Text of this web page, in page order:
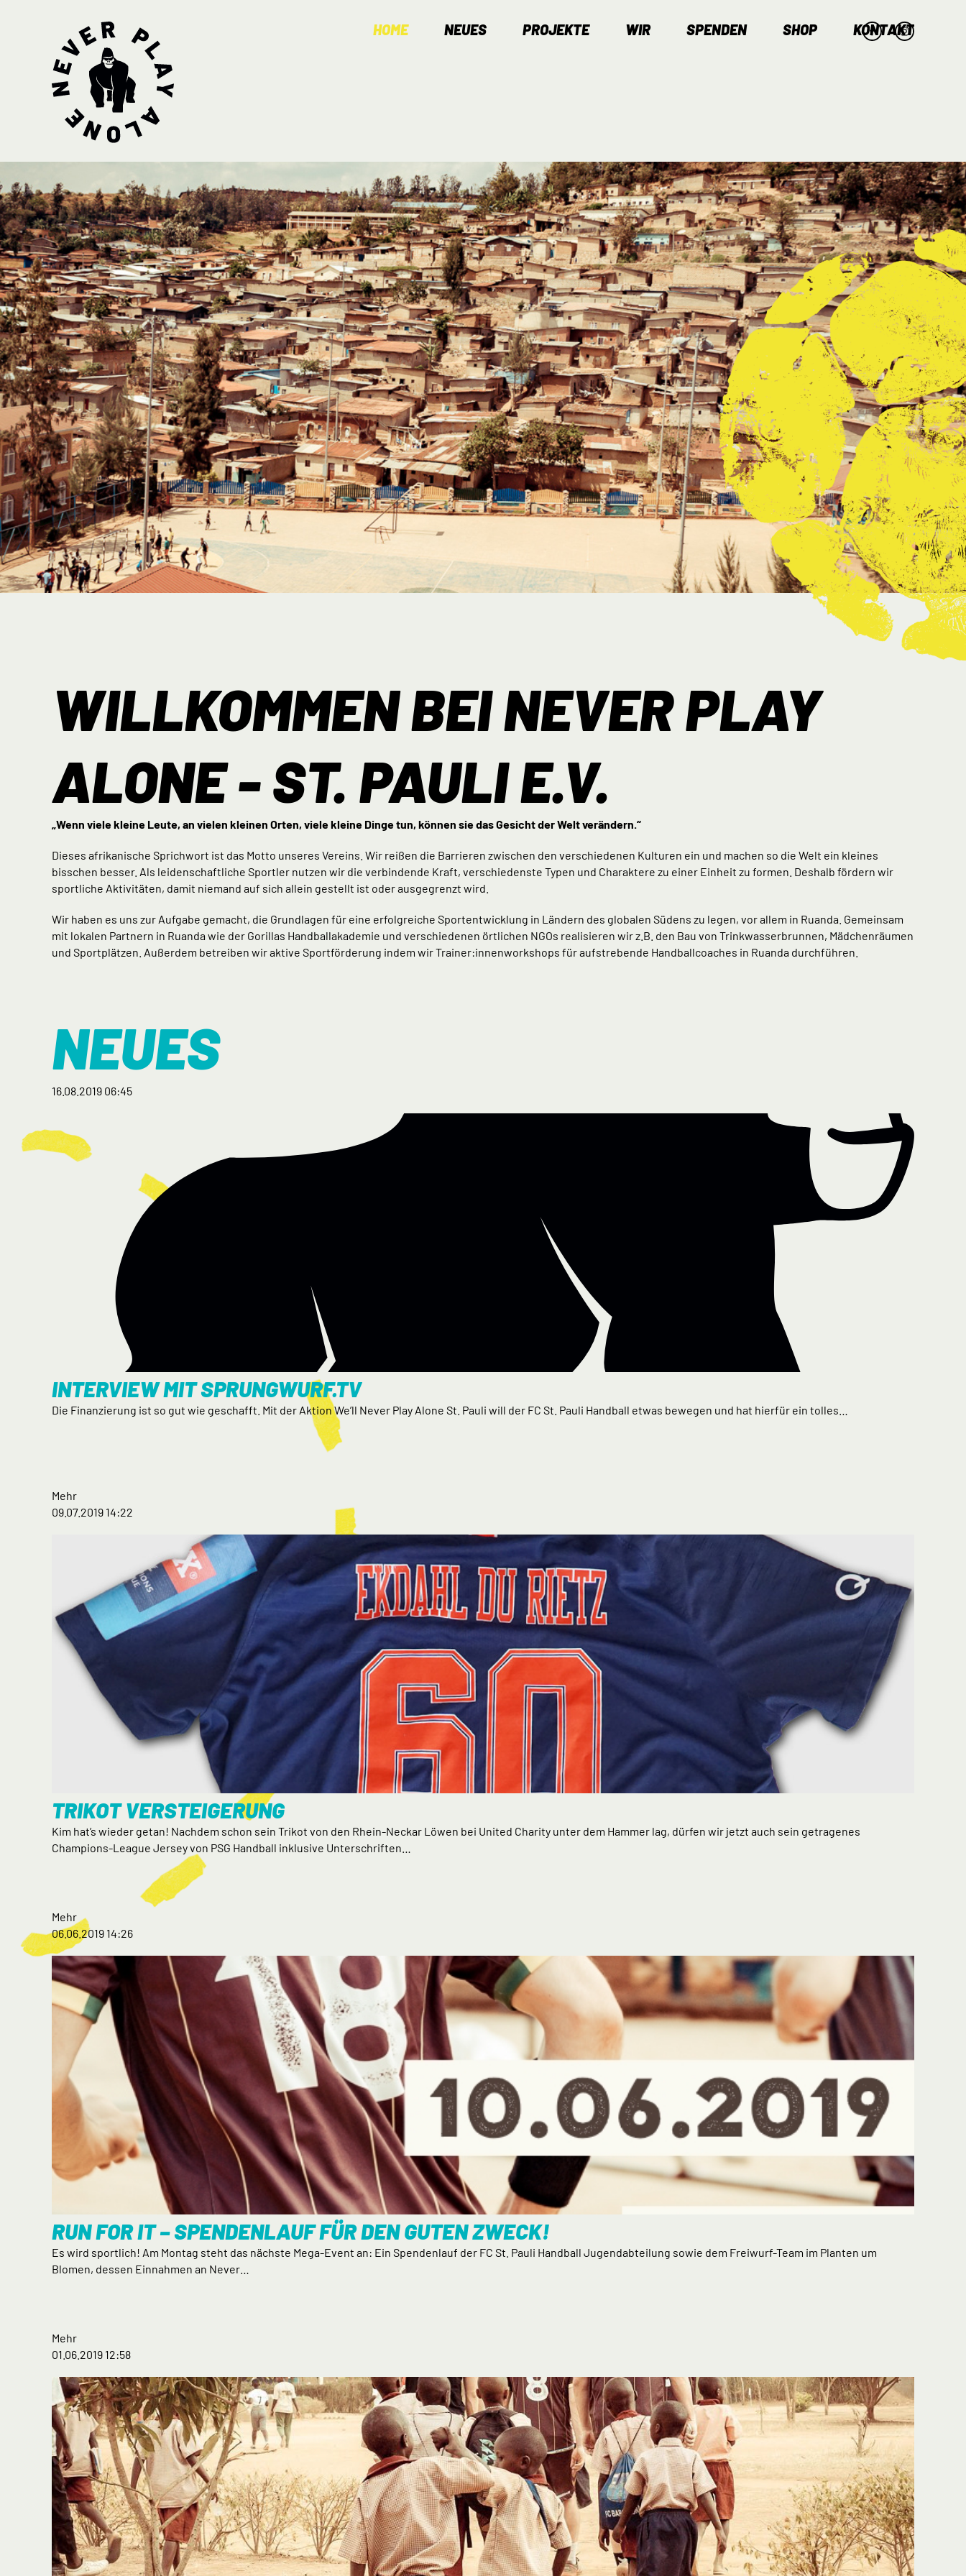
Navigation
HOME NEUES PROJEKTE WIR SPENDEN SHOP KONTAKT
WILLKOMMEN BEI NEVER PLAY
ALONE - ST. PAULI E.V.
„Wenn viele kleine Leute, an vielen kleinen Orten, viele kleine Dinge tun, können sie das Gesicht der Welt verändern.“
Dieses afrikanische Sprichwort ist das Motto unseres Vereins. Wir reißen die Barrieren zwischen den verschiedenen Kulturen ein und machen so die Welt ein kleines
bisschen besser. Als leidenschaftliche Sportler nutzen wir die verbindende Kraft, verschiedenste Typen und Charaktere zu einer Einheit zu formen. Deshalb fördern wir
sportliche Aktivitäten, damit niemand auf sich allein gestellt ist oder ausgegrenzt wird.
Wir haben es uns zur Aufgabe gemacht, die Grundlagen für eine erfolgreiche Sportentwicklung in Ländern des globalen Südens zu legen, vor allem in Ruanda. Gemeinsam
mit lokalen Partnern in Ruanda wie der Gorillas Handballakademie und verschiedenen örtlichen NGOs realisieren wir z.B. den Bau von Trinkwasserbrunnen, Mädchenräumen
und Sportplätzen. Außerdem betreiben wir aktive Sportförderung indem wir Trainer:innenworkshops für aufstrebende Handballcoaches in Ruanda durchführen.
NEUES
16.08.2019 06:45
INTERVIEW MIT SPRUNGWURF.TV
Die Finanzierung ist so gut wie geschafft. Mit der Aktion We’ll Never Play Alone St. Pauli will der FC St. Pauli Handball etwas bewegen und hat hierfür ein tolles…
Mehr
09.07.2019 14:22
TRIKOT VERSTEIGERUNG
Kim hat’s wieder getan! Nachdem schon sein Trikot von den Rhein-Neckar Löwen bei United Charity unter dem Hammer lag, dürfen wir jetzt auch sein getragenes
Champions-League Jersey von PSG Handball inklusive Unterschriften…
Mehr
06.06.2019 14:26
RUN FOR IT – SPENDENLAUF FÜR DEN GUTEN ZWECK!
Es wird sportlich! Am Montag steht das nächste Mega-Event an: Ein Spendenlauf der FC St. Pauli Handball Jugendabteilung sowie dem Freiwurf-Team im Planten um
Blomen, dessen Einnahmen an Never…
Mehr
01.06.2019 12:58